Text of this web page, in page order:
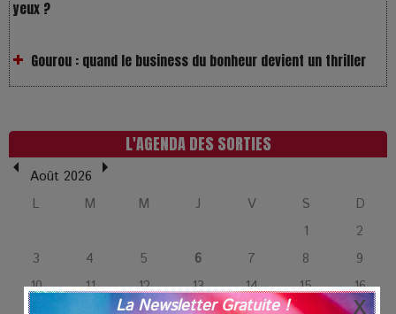
L’Affaire Bojarski : entre faux billets et vraie tragédie
humaine
L’or blanc à la croisée des chemins : Rumilly interroge
La Femme de Ménage : Plongez dans le thriller
L'AGENDA DES SORTIES
Août 2026
L
M M J V S
D
1
2
3
4 5 6 7 8
9
10
11 12 13 14 15
16
La Newsletter Gratuite !